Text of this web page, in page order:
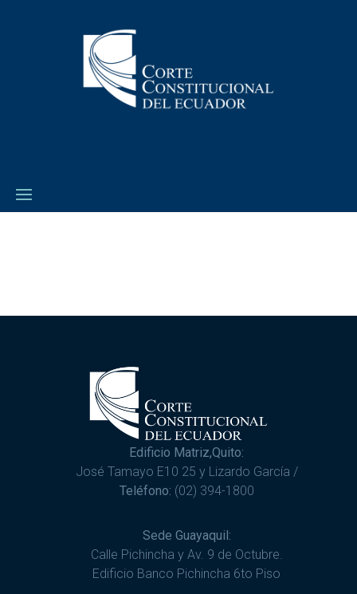
Edificio Matriz,Quito:
José Tamayo E10 25 y Lizardo García /
Teléfono: (02) 394-1800
Sede Guayaquil:
Calle Pichincha y Av. 9 de Octubre.
Edificio Banco Pichincha 6to Piso